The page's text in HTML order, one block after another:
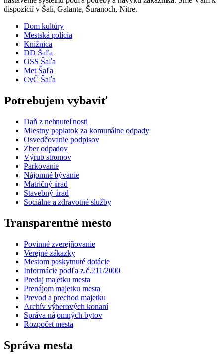
dispozícií v Šali, Galante, Šuranoch, Nitre.
Dom kultúry
Mestská polícia
Knižnica
DD Šaľa
OSS Šaľa
Met Šaľa
CvČ Šaľa
Potrebujem vybaviť
Daň z nehnuteľnosti
Miestny poplatok za komunálne odpady
Osvedčovanie podpisov
Zber odpadov
Výrub stromov
Parkovanie
Nájomné bývanie
Matričný úrad
Stavebný úrad
Sociálne a zdravotné služby
Transparentné mesto
Povinné zverejňovanie
Verejné zákazky
Mestom poskytnuté dotácie
Informácie podľa z.č.211/2000
Predaj majetku mesta
Prenájom majetku mesta
Prevod a prechod majetku
Archív výberových konaní
Správa nájomných bytov
Rozpočet mesta
Správa mesta